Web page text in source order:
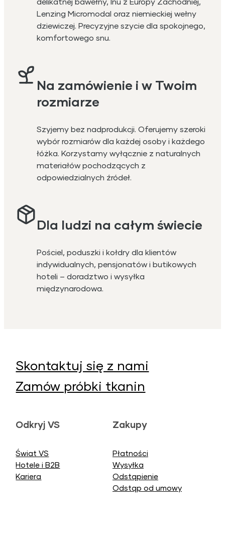
Lenzing Micromodal oraz niemieckiej wełny
dziewiczej. Precyzyjne szycie dla spokojnego,
komfortowego snu.
Na zamówienie i w Twoim
rozmiarze
Szyjemy bez nadprodukcji. Oferujemy szeroki
wybór rozmiarów dla każdej osoby i każdego
łóżka. Korzystamy wyłącznie z naturalnych
materiałów pochodzących z
odpowiedzialnych źródeł.
Dla ludzi na całym świecie
Pościel, poduszki i kołdry dla klientów
indywidualnych, pensjonatów i butikowych
hoteli – doradztwo i wysyłka
międzynarodowa.
Skontaktuj się z nami
Zamów próbki tkanin
Odkryj VS
Świat VS
Hotele i B2B
Kariera
Zakupy
Płatności
Wysyłka
Odstąpienie
Odstąp od umowy